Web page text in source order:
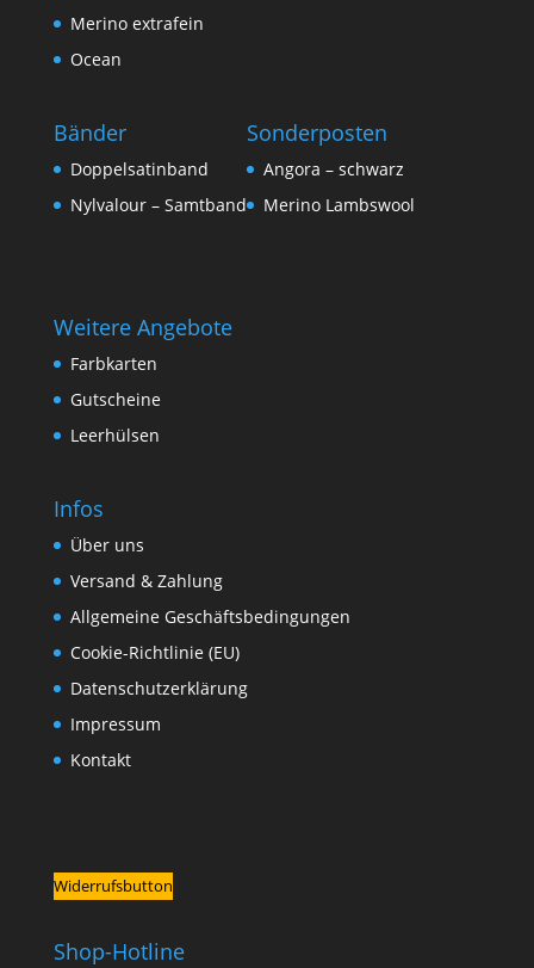
Merino extrafein
Ocean
Bänder
Doppelsatinband
Nylvalour – Samtband
Sonderposten
Angora – schwarz
Merino Lambswool
Weitere Angebote
Farbkarten
Gutscheine
Leerhülsen
Infos
Über uns
Versand & Zahlung
Allgemeine Geschäftsbedingungen
Cookie-Richtlinie (EU)
Datenschutzerklärung
Impressum
Kontakt
Widerrufsbutton
Shop-Hotline